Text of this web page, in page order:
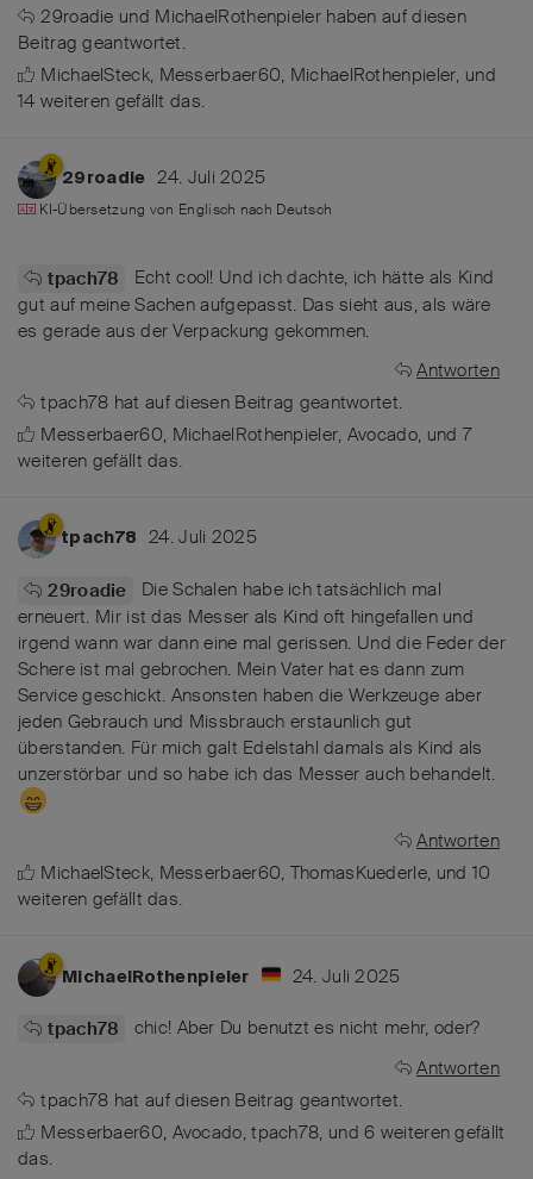
29roadie und MichaelRothenpieler haben auf diesen
Beitrag geantwortet.
MichaelSteck, Messerbaer60, MichaelRothenpieler, und
14 weiteren gefällt das.
29roadie 24. Juli 2025
KI-Übersetzung von Englisch nach Deutsch
tpach78
Echt cool! Und ich dachte, ich hätte als Kind
gut auf meine Sachen aufgepasst. Das sieht aus, als wäre
es gerade aus der Verpackung gekommen.
Antworten
tpach78 hat auf diesen Beitrag geantwortet.
Messerbaer60, MichaelRothenpieler, Avocado, und 7
weiteren gefällt das.
tpach78 24. Juli 2025
29roadie
Die Schalen habe ich tatsächlich mal
erneuert. Mir ist das Messer als Kind oft hingefallen und
irgend wann war dann eine mal gerissen. Und die Feder der
Schere ist mal gebrochen. Mein Vater hat es dann zum
Service geschickt. Ansonsten haben die Werkzeuge aber
jeden Gebrauch und Missbrauch erstaunlich gut
überstanden. Für mich galt Edelstahl damals als Kind als
unzerstörbar und so habe ich das Messer auch behandelt.
Antworten
MichaelSteck, Messerbaer60, ThomasKuederle, und 10
weiteren gefällt das.
MichaelRothenpieler 24. Juli 2025
tpach78
chic! Aber Du benutzt es nicht mehr, oder?
Antworten
tpach78 hat auf diesen Beitrag geantwortet.
Messerbaer60, Avocado,tpach78, und6 weiteren gefällt
das.